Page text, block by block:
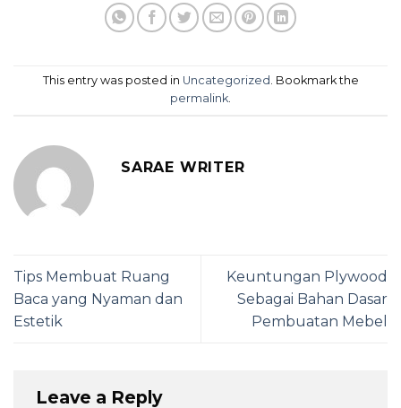
This entry was posted in Uncategorized . Bookmark the
permalink.
SARAE WRITER
Tips Membuat Ruang
Baca yang Nyaman dan
Estetik
Keuntungan Plywood
Sebagai Bahan Dasar
Pembuatan Mebel
Leave a Reply